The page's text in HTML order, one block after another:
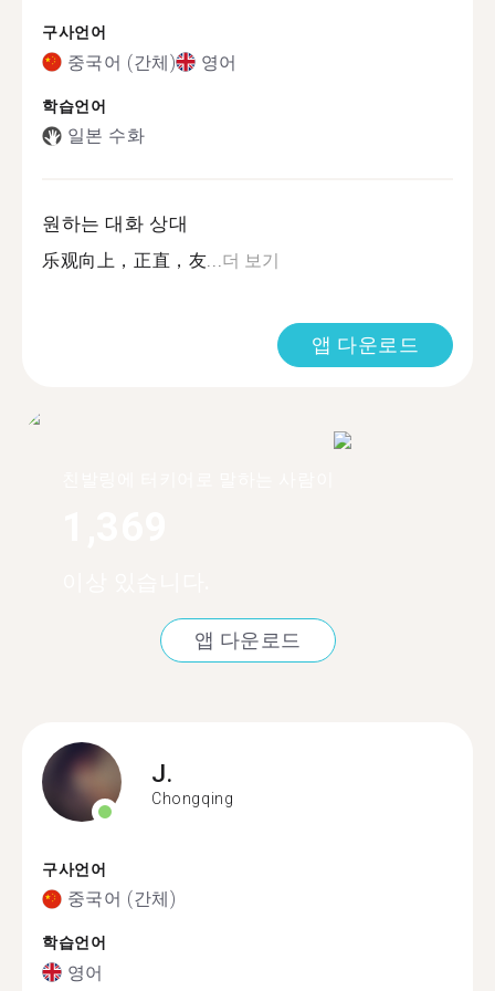
구사언어
중국어 (간체) 영어
학습언어
일본 수화
원하는 대화 상대
乐观向上，正直，友...더 보기
앱 다운로드
앱 다운로드
J.
Chongqing
구사언어
중국어 (간체)
학습언어
영어